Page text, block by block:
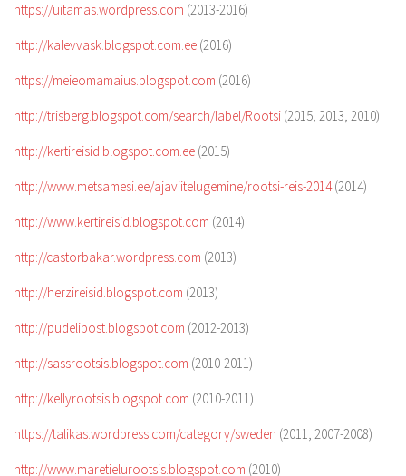
https://uitamas.wordpress.com (2013-2016)
http://kalevvask.blogspot.com.ee (2016)
https://meieomamaius.blogspot.com (2016)
http://trisberg.blogspot.com/search/label/Rootsi (2015, 2013, 2010)
http://kertireisid.blogspot.com.ee (2015)
http://www.metsamesi.ee/ajaviitelugemine/rootsi-reis-2014(2014)
http://www.kertireisid.blogspot.com (2014)
http://castorbakar.wordpress.com (2013)
http://herzireisid.blogspot.com (2013)
http://pudelipost.blogspot.com (2012-2013)
http://sassrootsis.blogspot.com (2010-2011)
http://kellyrootsis.blogspot.com (2010-2011)
https://talikas.wordpress.com/category/sweden (2011, 2007-2008)
http://www.maretielurootsis.blogspot.com (2010)